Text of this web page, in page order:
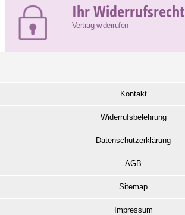
Ihr Widerrufsrecht
Vertrag widerrufen
Kontakt
Widerrufsbelehrung
Datenschutzerklärung
AGB
Sitemap
Impressum